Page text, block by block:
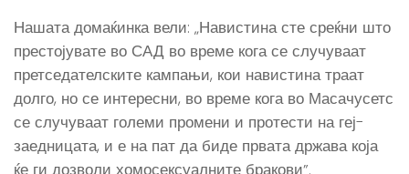
Нашата домаќинка вели: „Навистина сте среќни што
престојувате во САД во време кога се случуваат
претседателските кампањи, кои навистина траат
долго, но се интересни, во време кога во Масачусетс
се случуваат големи промени и протести на геј-
заедницата, и е на пат да биде првата држава која
ќе ги дозволи хомосексуалните бракови”.